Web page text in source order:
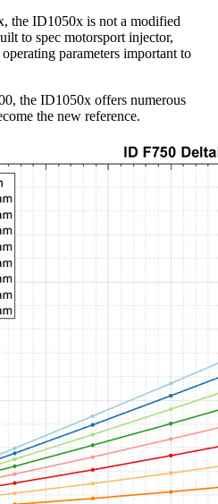
the ID1050x is not a modified
to spec motorsport injector,
parameters important to
the ID1050x offers numerous
the new reference.